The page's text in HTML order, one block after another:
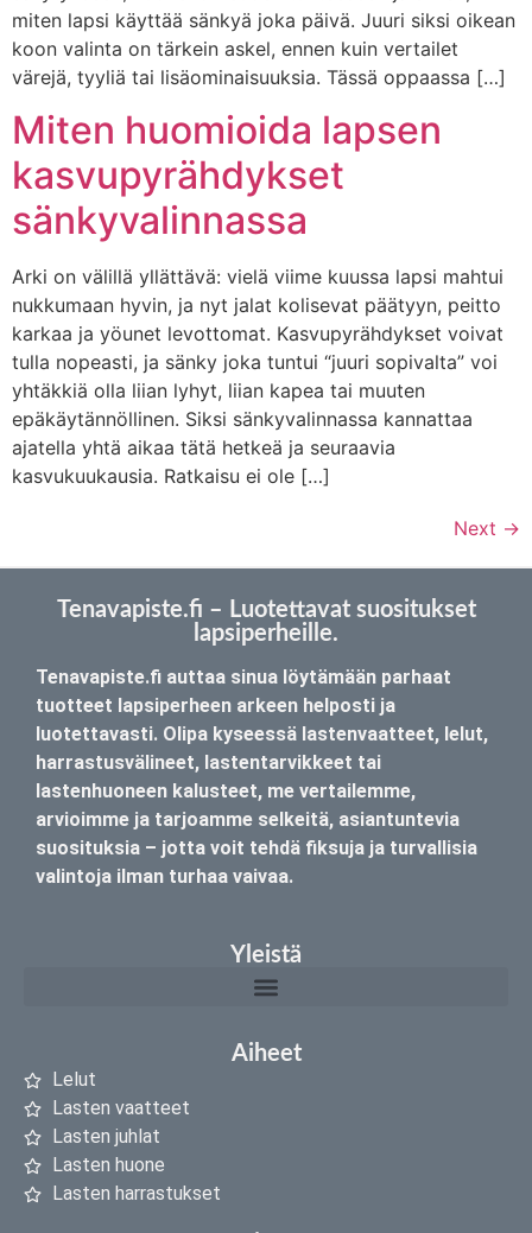
miten lapsi käyttää sänkyä joka päivä. Juuri siksi oikean
koon valinta on tärkein askel, ennen kuin vertailet
värejä, tyyliä tai lisäominaisuuksia. Tässä oppaassa […]
Miten huomioida lapsen
kasvupyrähdykset
sänkyvalinnassa
Arki on välillä yllättävä: vielä viime kuussa lapsi mahtui
nukkumaan hyvin, ja nyt jalat kolisevat päätyyn, peitto
karkaa ja yöunet levottomat. Kasvupyrähdykset voivat
tulla nopeasti, ja sänky joka tuntui “juuri sopivalta” voi
yhtäkkiä olla liian lyhyt, liian kapea tai muuten
epäkäytännöllinen. Siksi sänkyvalinnassa kannattaa
ajatella yhtä aikaa tätä hetkeä ja seuraavia
kasvukuukausia. Ratkaisu ei ole […]
Next →
Tenavapiste.fi – Luotettavat suositukset
lapsiperheille.
Tenavapiste.fi auttaa sinua löytämään parhaat
tuotteet lapsiperheen arkeen helposti ja
luotettavasti. Olipa kyseessä lastenvaatteet, lelut,
harrastusvälineet, lastentarvikkeet tai
lastenhuoneen kalusteet, me vertailemme,
arvioimme ja tarjoamme selkeitä, asiantuntevia
suosituksia – jotta voit tehdä fiksuja ja turvallisia
valintoja ilman turhaa vaivaa.
Yleistä
Aiheet
Lelut
Lasten vaatteet
Lasten juhlat
Lasten huone
Lasten harrastukset